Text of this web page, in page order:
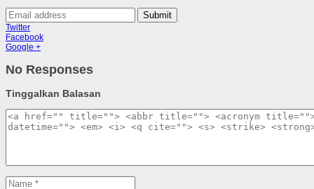
Submit
Twitter
Facebook
Google +
No Responses
Tinggalkan Balasan